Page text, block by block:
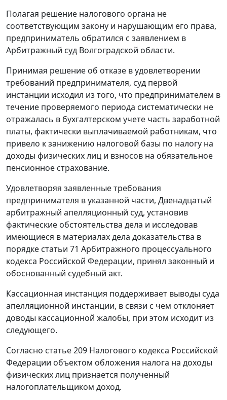
Полагая решение налогового органа не
соответствующим закону и нарушающим его права,
предприниматель обратился с заявлением в
Арбитражный суд Волгоградской области.
Принимая решение об отказе в удовлетворении
требований предпринимателя, суд первой
инстанции исходил из того, что предпринимателем в
течение проверяемого периода систематически не
отражалась в бухгалтерском учете часть заработной
платы, фактически выплачиваемой работникам, что
привело к занижению налоговой базы по налогу на
доходы физических лиц и взносов на обязательное
пенсионное страхование.
Удовлетворяя заявленные требования
предпринимателя в указанной части, Двенадцатый
арбитражный апелляционный суд, установив
фактические обстоятельства дела и исследовав
имеющиеся в материалах дела доказательства в
порядке статьи 71 Арбитражного процессуального
кодекса Российской Федерации, принял законный и
обоснованный судебный акт.
Кассационная инстанция поддерживает выводы суда
апелляционной инстанции, в связи с чем отклоняет
доводы кассационной жалобы, при этом исходит из
следующего.
Согласно статье 209 Налогового кодекса Российской
Федерации объектом обложения налога на доходы
физических лиц признается полученный
налогоплательщиком доход.